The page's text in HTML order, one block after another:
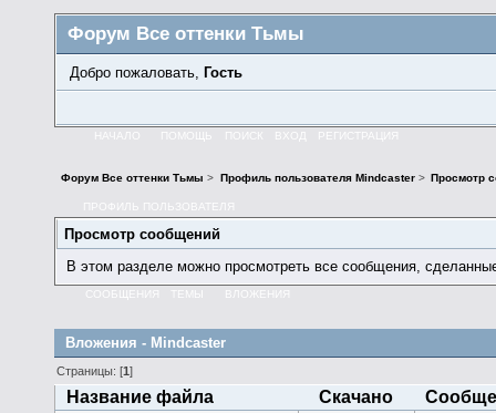
Форум Все оттенки Тьмы
Добро пожаловать, Гость
НАЧАЛО ПОМОЩЬ ПОИСК ВХОД РЕГИСТРАЦИЯ
Форум Все оттенки Тьмы > Профиль пользователя Mindcaster> Просмотр
ПРОФИЛЬ ПОЛЬЗОВАТЕЛЯ
Просмотр сообщений
В этом разделе можно просмотреть все сообщения,
СООБЩЕНИЯ ТЕМЫ ВЛОЖЕНИЯ
Вложения - Mindcaster
Страницы: [1]
Название файла Скачано